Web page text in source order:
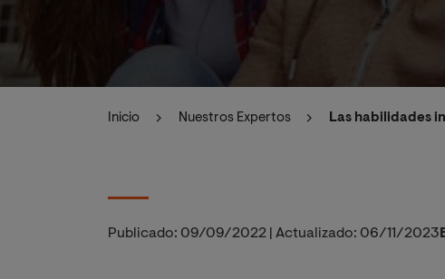
Inicio Nuestros Expertos Las habilidades
Publicado: 09/09/2022 Actualizado: 06/11/2023